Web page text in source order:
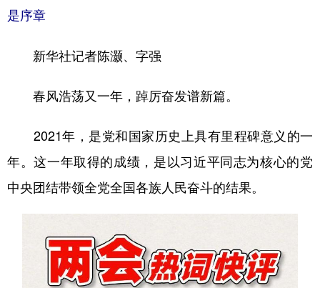
是序章
新华社记者陈灏、字强
春风浩荡又一年，踔厉奋发谱新篇。
2021年，是党和国家历史上具有里程碑意义的一
年。这一年取得的成绩，是以习近平同志为核心的党
中央团结带领全党全国各族人民奋斗的结果。